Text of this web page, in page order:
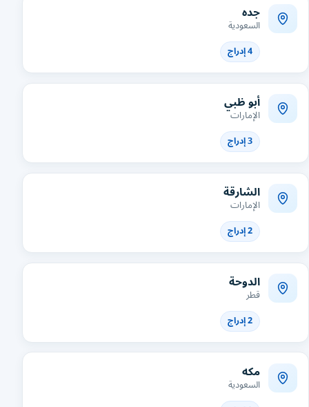
جده
السعودية
4 إدراج
أبو ظبي
الإمارات
3 إدراج
الشارقة
الإمارات
2 إدراج
الدوحة
قطر
2 إدراج
مكه
السعودية